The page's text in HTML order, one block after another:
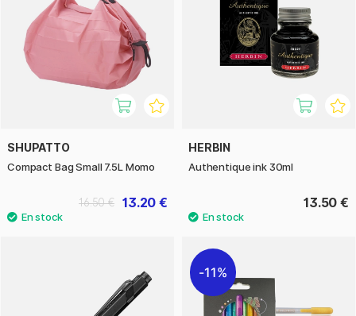
SHUPATTO
Compact Bag Small 7.5L Momo
13.20 €
16.50 €
HERBIN
Authentique ink 30ml
13.50 €
11%